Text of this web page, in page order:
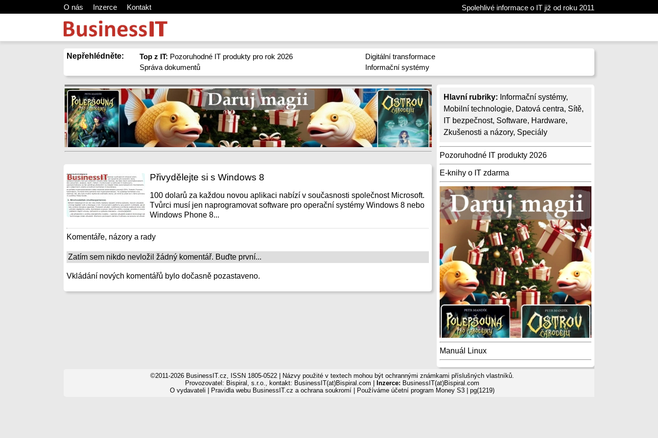
O nás Inzerce Kontakt Spolehlivé informace o IT již od roku 2011
Nepřehlédněte: Top z IT: Pozoruhodné IT produkty pro rok 2026
Správa dokumentů
Digitální transformace
Informační systémy
Hlavní rubriky: Informační systémy,
Mobilní technologie, Datová centra, Sítě,
IT bezpečnost, Software, Hardware,
Zkušenosti a názory, Speciály
Pozoruhodné IT produkty 2026
E-knihy o IT zdarma
Manuál Linux
Přivydělejte si s Windows 8
100 dolarů za každou novou aplikaci nabízí v současnosti společnost Microsoft.
Tvůrci musí jen naprogramovat software pro operační systémy Windows 8 nebo
Windows Phone 8...
Komentáře, názory a rady
Zatím sem nikdo nevložil žádný komentář. Buďte první...
Vkládání nových komentářů bylo dočasně pozastaveno.
©2011-2026 BusinessIT.cz, ISSN 1805-0522 | Názvy použité v textech mohou být ochrannými známkami příslušných vlastníků.
Provozovatel: Bispiral, s.r.o., kontakt: BusinessIT(at)Bispiral.com |
Inzerce: BusinessIT(at)Bispiral.com
O vydavateli
Pravidla webu BusinessIT.cz a ochrana soukromí| Používáme účetní program Money S3| pg(1219)